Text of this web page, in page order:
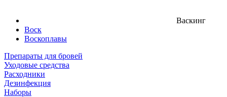
Васкинг
Воск
Воскоплавы
Препараты для бровей
Уходовые средства
Расходники
Дезинфекция
Наборы